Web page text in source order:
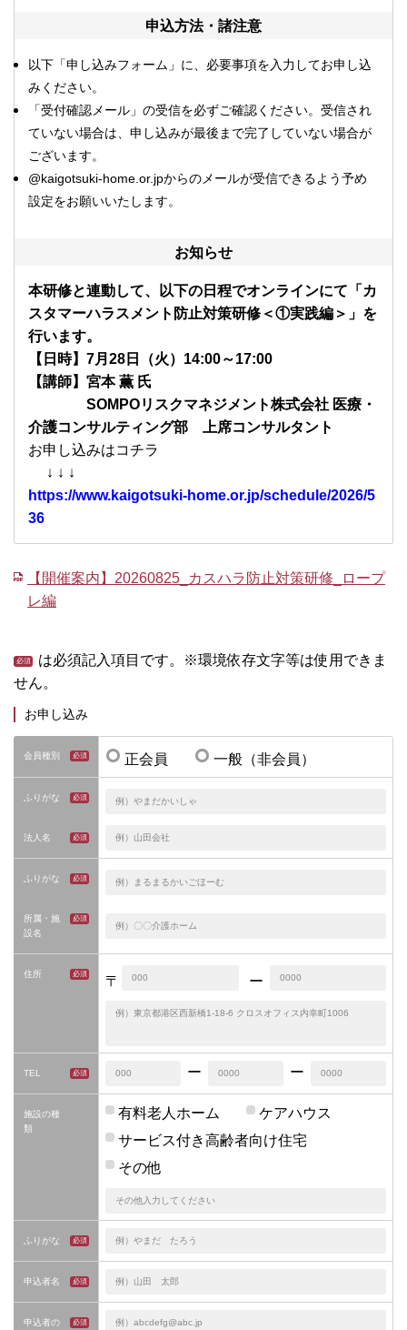
申込方法・諸注意
以下「申し込みフォーム」に、必要事項を入力してお申し込
みください。
「受付確認メール」の受信を必ずご確認ください。受信され
ていない場合は、申し込みが最後まで完了していない場合が
ございます。
@kaigotsuki-home.or.jpからのメールが受信できるよう予め
設定をお願いいたします。
お知らせ
本研修と連動して、以下の日程でオンラインにて「カ
スタマーハラスメント防止対策研修＜①実践編＞」を
行います。
【日時】7月28日（火）14:00～17:00
【講師】宮本 薫 氏
SOMPOリスクマネジメント株式会社 医療・
介護コンサルティング部 上席コンサルタント
お申し込みはコチラ
↓ ↓ ↓
https://www.kaigotsuki-home.or.jp/schedule/2026/5
36
【開催案内】20260825_カスハラ防止対策研修_ロープ
レ編
は必須記入項目です。※環境依存文字等は使用できま
せん。
お申し込み
会員種別 正会員 一般（非会員）
ふりがな
法人名
ふりがな
所属・施
設名
住所 〒 ー
TEL ー ー
施設の種
類
有料老人ホーム
ケアハウス
サービス付き高齢者向け住宅
その他
ふりがな
申込者名
申込者の